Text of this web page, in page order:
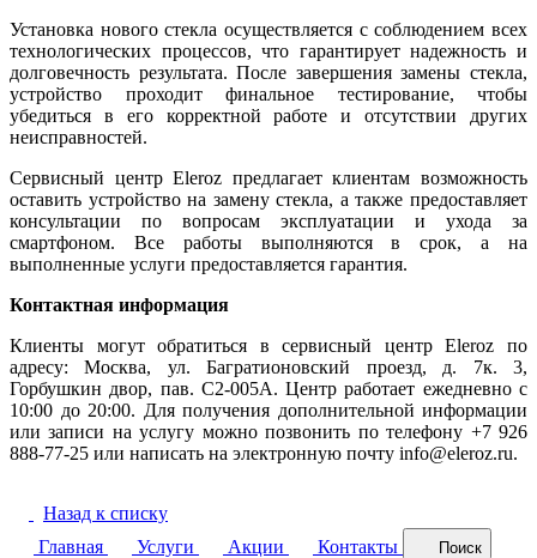
Установка нового стекла осуществляется с соблюдением всех
технологических процессов, что гарантирует надежность и
долговечность результата. После завершения замены стекла,
устройство проходит финальное тестирование, чтобы
убедиться в его корректной работе и отсутствии других
неисправностей.
Сервисный центр Eleroz предлагает клиентам возможность
оставить устройство на замену стекла, а также предоставляет
консультации по вопросам эксплуатации и ухода за
смартфоном. Все работы выполняются в срок, а на
выполненные услуги предоставляется гарантия.
Контактная информация
Клиенты могут обратиться в сервисный центр Eleroz по
адресу: Москва, ул. Багратионовский проезд, д. 7к. 3,
Горбушкин двор, пав. C2-005A. Центр работает ежедневно с
10:00 до 20:00. Для получения дополнительной информации
или записи на услугу можно позвонить по телефону +7 926
888-77-25 или написать на электронную почту info@eleroz.ru.
Назад к списку
Главная
Услуги Акции Контакты Поиск